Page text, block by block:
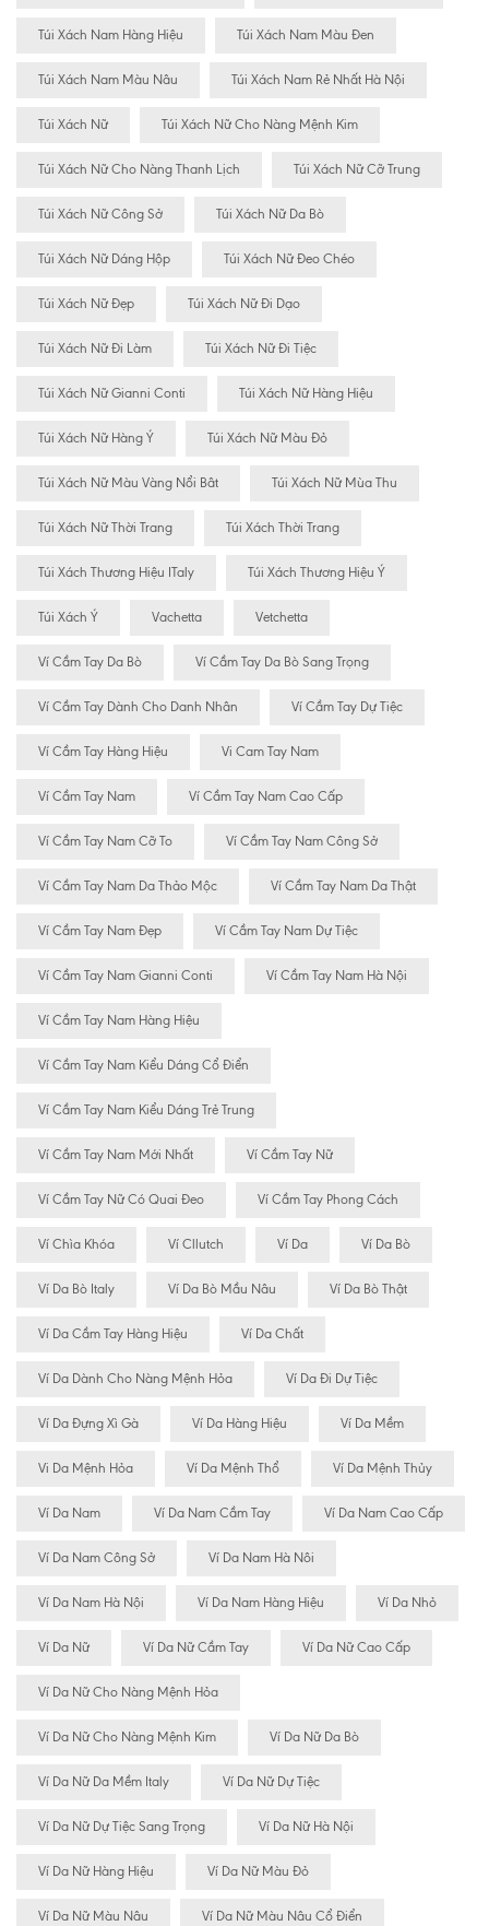
Túi Xách Nam Hàng Hiệu Túi Xách Nam Màu Đen
Túi Xách Nam Màu Nâu Túi Xách Nam Rẻ Nhất Hà Nội
Túi Xách Nữ Túi Xách Nữ Cho Nàng Mệnh Kim
Túi Xách Nữ Cho Nàng Thanh Lịch Túi Xách Nữ Cỡ Trung
Túi Xách Nữ Công Sở Túi Xách Nữ Da Bò
Túi Xách Nữ Dáng Hộp Túi Xách Nữ Đeo Chéo
Túi Xách Nữ Đẹp Túi Xách Nữ Đi Dạo
Túi Xách Nữ Đi Làm Túi Xách Nữ Đi Tiệc
Túi Xách Nữ Gianni Conti Túi Xách Nữ Hàng Hiệu
Túi Xách Nữ Hàng Ý Túi Xách Nữ Màu Đỏ
Túi Xách Nữ Màu Vàng Nổi Bât Túi Xách Nữ Mùa Thu
Túi Xách Nữ Thời Trang Túi Xách Thời Trang
Túi Xách Thương Hiệu ITaly Túi Xách Thương Hiệu Ý
Túi Xách Ý Vachetta Vetchetta
Ví Cầm Tay Da Bò Ví Cầm Tay Da Bò Sang Trọng
Ví Cầm Tay Dành Cho Danh Nhân Ví Cầm Tay Dự Tiệc
Ví Cầm Tay Hàng Hiệu Vi Cam Tay Nam
Ví Cầm Tay Nam Ví Cầm Tay Nam Cao Cấp
Ví Cầm Tay Nam Cỡ To Ví Cầm Tay Nam Công Sở
Ví Cầm Tay Nam Da Thảo Mộc Ví Cầm Tay Nam Da Thật
Ví Cầm Tay Nam Đẹp Ví Cầm Tay Nam Dự Tiệc
Ví Cầm Tay Nam Gianni Conti Ví Cầm Tay Nam Hà Nội
Ví Cầm Tay Nam Hàng Hiệu
Ví Cầm Tay Nam Kiểu Dáng Cổ Điển
Ví Cầm Tay Nam Kiểu Dáng Trẻ Trung
Ví Cầm Tay Nam Mới Nhất Ví Cầm Tay Nữ
Ví Cầm Tay Nữ Có Quai Đeo Ví Cầm Tay Phong Cách
Ví Chìa Khóa Ví Cllutch Ví Da Ví Da Bò
Ví Da Bò Italy Ví Da Bò Mầu Nâu Ví Da Bò Thật
Ví Da Cầm Tay Hàng Hiệu Ví Da Chất
Ví Da Dành Cho Nàng Mệnh Hỏa Ví Da Đi Dự Tiệc
Ví Da Đựng Xì Gà Ví Da Hàng Hiệu Ví Da Mềm
Vi Da Mệnh Hỏa Ví Da Mệnh Thổ Ví Da Mệnh Thủy
Ví Da Nam Ví Da Nam Cầm Tay Ví Da Nam Cao Cấp
Ví Da Nam Công Sở Ví Da Nam Hà Nôi
Ví Da Nam Hà Nội Ví Da Nam Hàng Hiệu Ví Da Nhỏ
Ví Da Nữ Ví Da Nữ Cầm Tay Ví Da Nữ Cao Cấp
Ví Da Nữ Cho Nàng Mệnh Hỏa
Ví Da Nữ Cho Nàng Mệnh Kim Ví Da Nữ Da Bò
Ví Da Nữ Da Mềm Italy Ví Da Nữ Dự Tiệc
Ví Da Nữ Dự Tiệc Sang Trọng Ví Da Nữ Hà Nội
Ví Da Nữ Hàng Hiệu Ví Da Nữ Màu Đỏ
Ví Da Nữ Màu Nâu Ví Da Nữ Màu Nâu Cổ Điển